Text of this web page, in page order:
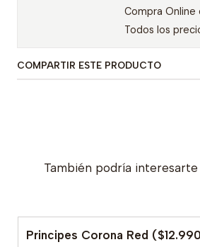
Compra
Todos los
COMPARTIR ESTE PRODUCTO
También podría
Principes Corona Red